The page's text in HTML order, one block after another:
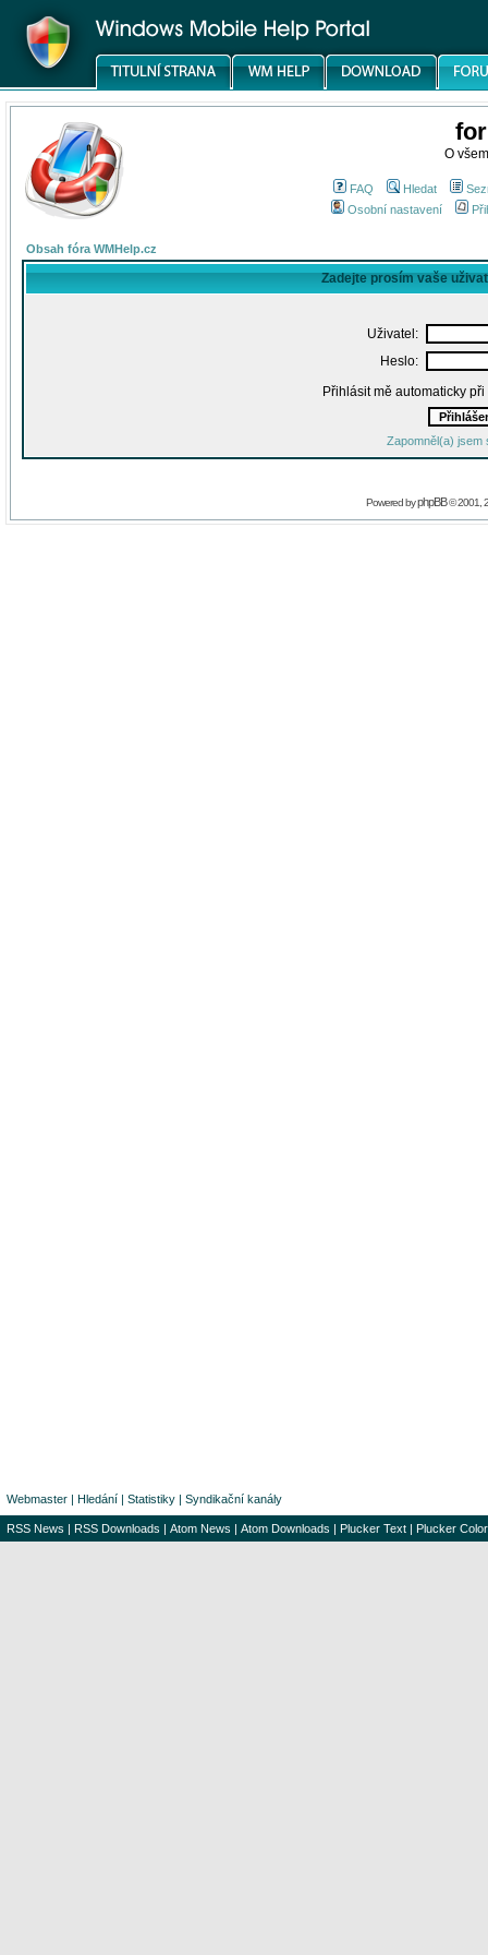
O
FAQ Hledat
Osobní nastavení
Obsah fóra WMHelp.cz
Zadejte prosím vaše
Uživatel:
Heslo:
Přihlásit mě automaticky
Zapomněl(a) jsem
Powered byphpBB© 2001,
Webmaster | Hledání | Statistiky | Syndikační kanály
RSS News | RSS Downloads | Atom News | Atom Downloads | Plucker Text | Plucker Color